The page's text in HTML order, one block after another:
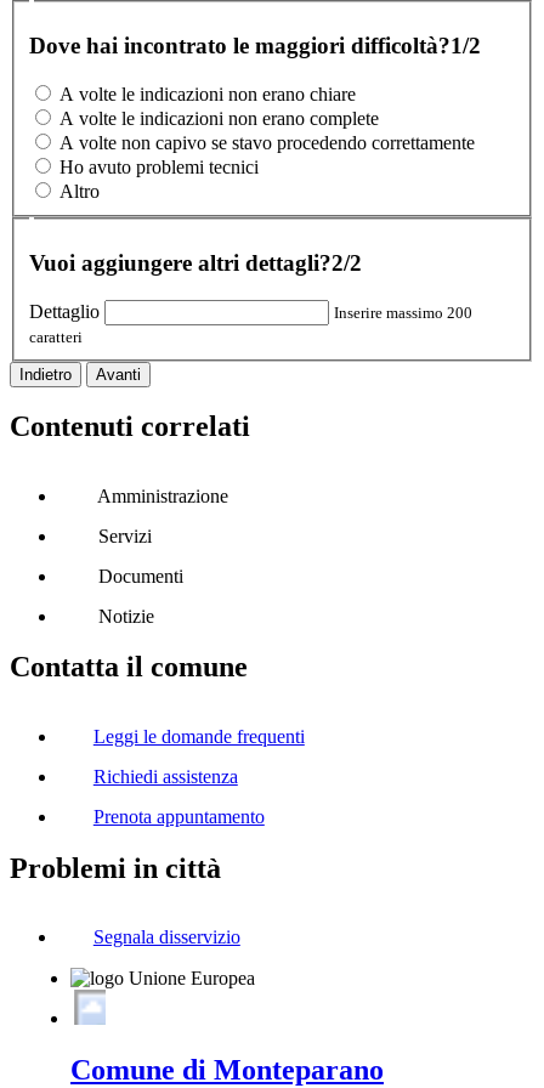
Dove hai incontrato le maggiori difficoltà?1/2
A volte le indicazioni non erano chiare
A volte le indicazioni non erano complete
A volte non capivo se stavo procedendo correttamente
Ho avuto problemi tecnici
Altro
Vuoi aggiungere altri dettagli?2/2
Dettaglio
Inserire massimo 200
caratteri
Indietro Avanti
Contenuti correlati
Amministrazione
Servizi
Documenti
Notizie
Contatta il comune
Leggi le domande frequenti
Richiedi assistenza
Prenota appuntamento
Problemi in città
Segnala disservizio
Comune di Monteparano